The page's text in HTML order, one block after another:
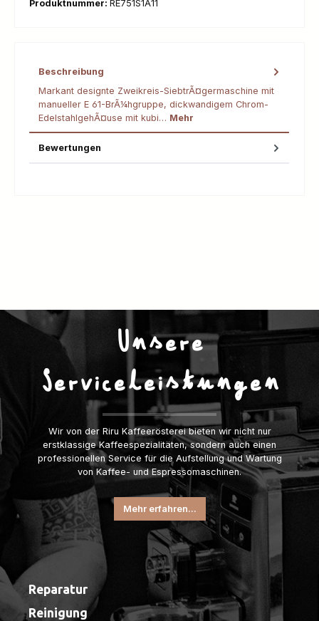
Produktnummer: RE751S1A11
Beschreibung
Markant designte Zweikreis-SiebtrÃ¤germaschine mit
manueller E 61-BrÃ¼hgruppe, dickwandigem Chrom-
EdelstahlgehÃ¤use mit kubi… Mehr
Bewertungen
Unsere
Serviceleistungen
Wir von der Riru Kaffeerösterei bieten wir nicht nur
erstklassige Kaffeespezialitäten, sondern auch einen
professionellen Service für die Aufstellung und Wartung
von Kaffee- und Espressomaschinen.
Mehr erfahren...
Reparatur
Reinigung